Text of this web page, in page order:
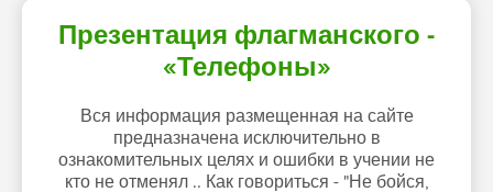
Презентация флагманского -
«Телефоны»
Вся информация размещенная на сайте
предназначена исключительно в
ознакомительных целях и ошибки в учении не
кто не отменял .. Как говориться - "Не бойся,